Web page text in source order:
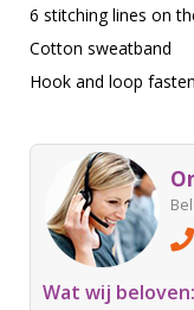
6 stitching lines on
Cotton sweatband
Hook and loop
Wat wij beloven: